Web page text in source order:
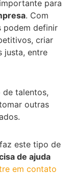
para
. Com
podem definir
criar
justa, entre
de talentos,
outras
este tipo de
de ajuda
em contato